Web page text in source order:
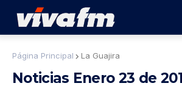
Página Principal La Guajira
Noticias Enero 23 de